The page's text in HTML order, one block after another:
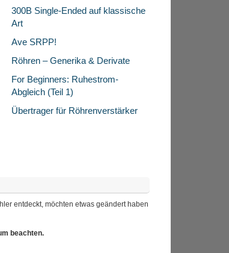
300B Single-Ended auf klassische
Art
Ave SRPP!
Röhren – Generika & Derivate
For Beginners: Ruhestrom-
Abgleich (Teil 1)
Übertrager für Röhrenverstärker
entdeckt, möchten etwas geändert haben
beachten.